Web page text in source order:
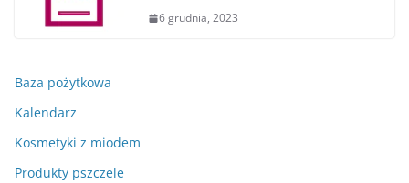
6 grudnia, 2023
Baza pożytkowa
Kalendarz
Kosmetyki z miodem
Produkty pszczele